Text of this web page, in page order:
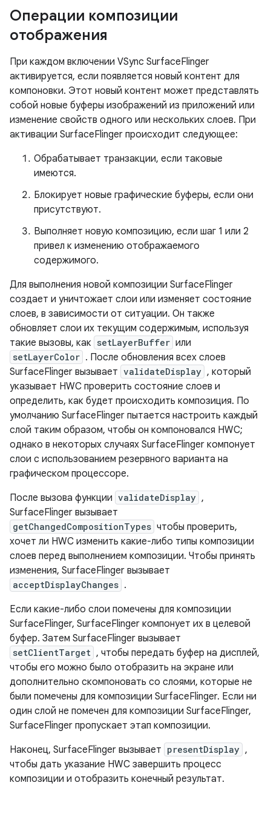
Операции композиции
отображения
При каждом включении VSync SurfaceFlinger
активируется, если появляется новый контент для
компоновки. Этот новый контент может представлять
собой новые буферы изображений из приложений или
изменение свойств одного или нескольких слоев. При
активации SurfaceFlinger происходит следующее:
Обрабатывает транзакции, если таковые
имеются.
Блокирует новые графические буферы, если они
присутствуют.
Выполняет новую композицию, если шаг 1 или 2
привел к изменению отображаемого
содержимого.
Для выполнения новой композиции SurfaceFlinger
создает и уничтожает слои или изменяет состояние
слоев, в зависимости от ситуации. Он также
обновляет слои их текущим содержимым, используя
такие вызовы, как setLayerBuffer или
setLayerColor . После обновления всех слоев
SurfaceFlinger вызывает validateDisplay , который
указывает HWC проверить состояние слоев и
определить, как будет происходить композиция. По
умолчанию SurfaceFlinger пытается настроить каждый
слой таким образом, чтобы он компоновался HWC;
однако в некоторых случаях SurfaceFlinger компонует
слои с использованием резервного варианта на
графическом процессоре.
После вызова функции validateDisplay ,
SurfaceFlinger вызывает
getChangedCompositionTypes чтобы проверить,
хочет ли HWC изменить какие-либо типы композиции
слоев перед выполнением композиции. Чтобы принять
изменения, SurfaceFlinger вызывает
acceptDisplayChanges .
Если какие-либо слои помечены для композиции
SurfaceFlinger, SurfaceFlinger компонует их в целевой
буфер. Затем SurfaceFlinger вызывает
setClientTarget , чтобы передать буфер на дисплей,
чтобы его можно было отобразить на экране или
дополнительно скомпоновать со слоями, которые не
были помечены для композиции SurfaceFlinger. Если ни
один слой не помечен для композиции SurfaceFlinger,
SurfaceFlinger пропускает этап композиции.
Наконец, SurfaceFlinger вызывает presentDisplay ,
чтобы дать указание HWC завершить процесс
композиции и отобразить конечный результат.